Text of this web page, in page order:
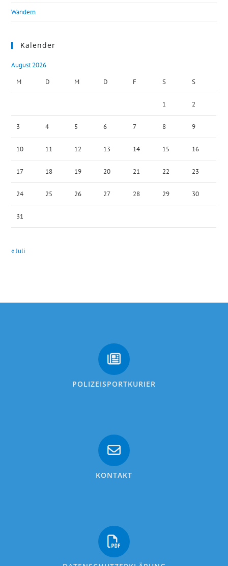
Wandern
Kalender
August 2026
M
D M D F S S
1 2
3 4 5 6 7 8 9
10 11 12 13 14 15 16
17 18 19 20 21 22 23
24 25 26 27 28 29 30
31
« Juli
POLIZEISPORTKURIER
KONTAKT